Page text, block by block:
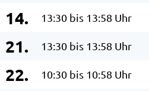
14. 13:30 bis 13:58 Uhr
21. 13:30 bis 13:58 Uhr
22. 10:30 bis 10:58 Uhr